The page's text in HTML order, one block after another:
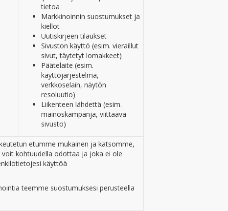
tietoa
Markkinoinnin suostumukset ja
kiellot
Uutiskirjeen tilaukset
Sivuston käyttö (esim. vieraillut
sivut, täytetyt lomakkeet)
Päätelaite (esim.
käyttöjärjestelmä,
verkkoselain, näytön
resoluutio)
Liikenteen lähdettä (esim.
mainoskampanja, viittaava
sivusto)
etumme mukainen ja katsomme,
kohtuudella odottaa ja joka ei ole
käyttöä
teemme suostumuksesi perusteella